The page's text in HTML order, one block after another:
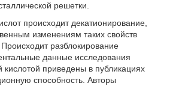
решетки.
происходит декатионирование,
изменениям таких свойств
разблокирование
данные исследования
кислотой приведены в публикациях
способность. Авторы